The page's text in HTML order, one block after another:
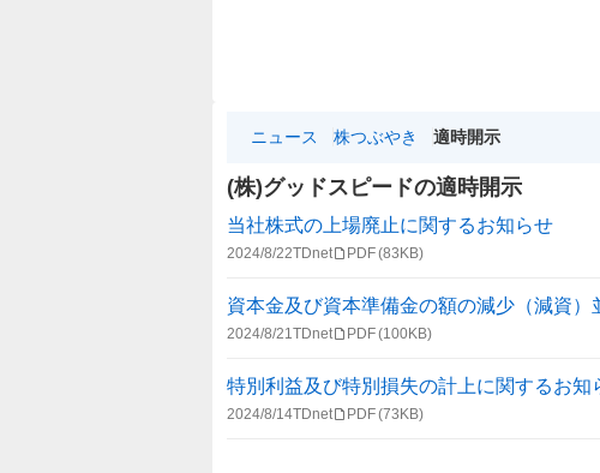
ニュース 株つぶやき 適時開示
(株)グッドスピードの適時開示
適
時
示
情
一
覧
当社株式の上場廃止に関するお知らせ
2024/8/22TDnet PDF(83KB)
資本金及び資本準備金の額の減少（減資
2024/8/21 TDnet PDF(100KB)
特別利益及び特別損失の計上に関するお知
2024/8/14TDnet PDF(73KB)